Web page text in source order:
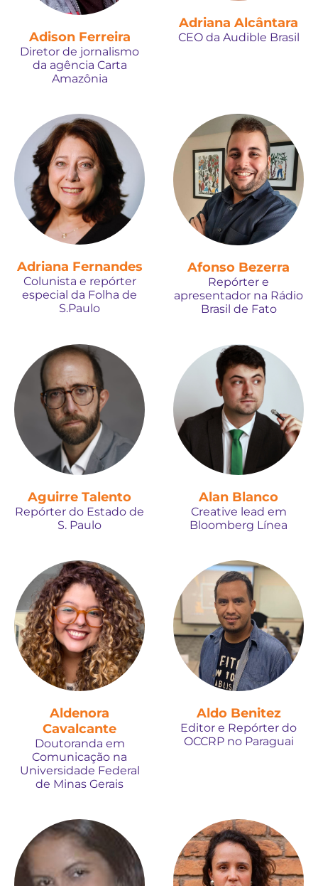
Adison Ferreira
Diretor de jornalismo
da agência Carta
Amazônia
Adriana Alcântara
CEO da Audible Brasil
Adriana Fernandes
Colunista e repórter
especial da Folha de
S.Paulo
Afonso Bezerra
Repórter e
apresentador na Rádio
Brasil de Fato
Aguirre Talento
Repórter do Estado de
S. Paulo
Alan Blanco
Creative lead em
Bloomberg Línea
Aldenora
Cavalcante
Doutoranda em
Comunicação na
Universidade Federal
de Minas Gerais
Aldo Benitez
Editor e Repórter do
OCCRP no Paraguai